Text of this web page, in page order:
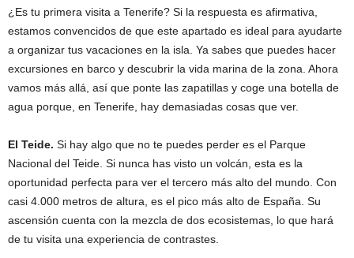
¿Es tu primera visita a Tenerife? Si la respuesta es afirmativa,
estamos convencidos de que este apartado es ideal para ayudarte
a organizar tus vacaciones en la isla. Ya sabes que puedes hacer
excursiones en barco y descubrir la vida marina de la zona. Ahora
vamos más allá, así que ponte las zapatillas y coge una botella de
agua porque, en Tenerife, hay demasiadas cosas que ver.
El Teide. Si hay algo que no te puedes perder es el Parque
Nacional del Teide. Si nunca has visto un volcán, esta es la
oportunidad perfecta para ver el tercero más alto del mundo. Con
casi 4.000 metros de altura, es el pico más alto de España. Su
ascensión cuenta con la mezcla de dos ecosistemas, lo que hará
de tu visita una experiencia de contrastes.